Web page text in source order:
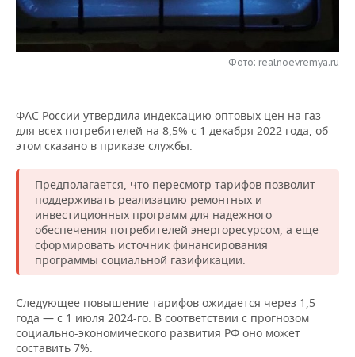
НЕФТЕХИМИЯ
НЕФТЬ
ЭНЕРГЕТИКА
ТЕЛЕКОММУНИКАЦИИ
МЕРОПРИЯТИЯ
БИЗНЕС-БРАНЧИ
ОТКРЫТАЯ ЛЕКЦИЯ
ФУТБОЛ
БАСКЕТБОЛ
ВОЛЕЙБОЛ
ФИГУРНОЕ КАТАНИЕ
НОВОСТИ ОБЩЕСТВА
ИНФРАСТРУКТУРА
ИСТОРИЯ
МЕДИЦИНА
ФОТОГАЛЕРЕЯ
СЮЖЕТЫ
СПРАВОЧНИК
СПИСОК ПЕРСОН
ПОЛНАЯ ВЕРСИЯ
Фото: realnoevremya.ru
ФАС России утвердила индексацию оптовых цен на газ
для всех потребителей на 8,5% с 1 декабря 2022 года, об
этом сказано в приказе службы.
Предполагается, что пересмотр тарифов позволит
поддерживать реализацию ремонтных и
инвестиционных программ для надежного
обеспечения потребителей энергоресурсом, а еще
сформировать источник финансирования
программы социальной газификации.
Следующее повышение тарифов ожидается через 1,5
года — с 1 июля 2024-го. В соответствии с прогнозом
социально-экономического развития РФ оно может
составить 7%.